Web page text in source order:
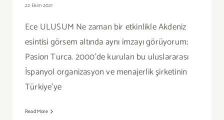
22 Ekim 2021
Ece ULUSUM Ne zaman bir etkinlikle Akdeniz
esintisi görsem altında aynı imzayı görüyorum;
Pasion Turca. 2000’de kurulan bu uluslararası
İspanyol organizasyon ve menajerlik şirketinin
Türkiye’ye
Read More